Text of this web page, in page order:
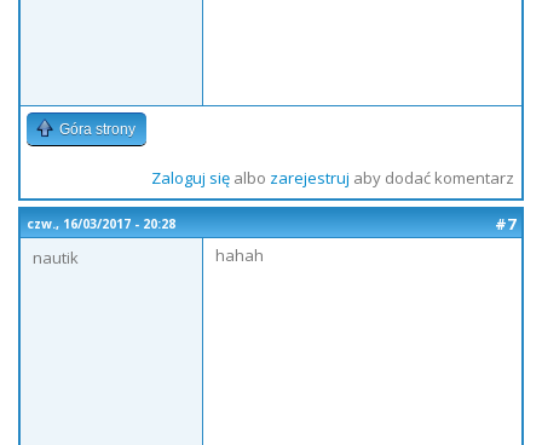
Góra strony
Zaloguj sięalbo zarejestruj aby dodać komentarz
czw., 16/03/2017 - 20:28
#7
nautik
hahah